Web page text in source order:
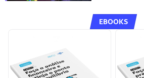
EBOOKS